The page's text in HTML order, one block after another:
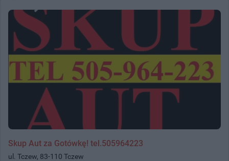
Skup Aut za Gotówkę! tel.505964223
ul. Tczew, 83-110 Tczew